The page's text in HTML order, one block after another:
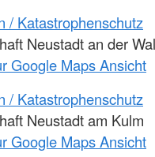
/ Katastrophenschutz
Neustadt an der
Google Maps Ansicht
/ Katastrophenschutz
Neustadt am Kulm
Google Maps Ansicht